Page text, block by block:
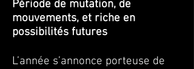
Période de mutation, de
mouvements, et riche en
possibilités futures
L’année s’annonce porteuse de